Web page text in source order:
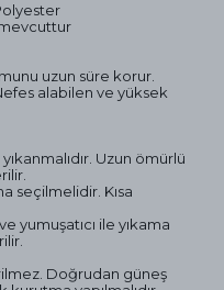
uzun süre korur.
alabilen ve yüksek
Uzun ömürlü
seçilmelidir. Kısa
yumuşatıcı ile yıkama
Doğrudan güneş